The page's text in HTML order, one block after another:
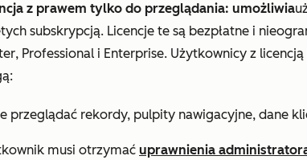
z prawem tylko do przeglądania: umożliwia
subskrypcją. Licencje te są bezpłatne i
, Professional i Enterprise. Użytkownicy z
przeglądać rekordy, pulpity nawigacyjne, dane
musi otrzymać uprawnienia